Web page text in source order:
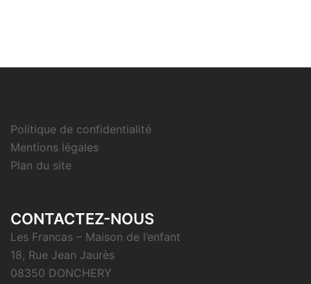
Politique de confidentialité
Mentions légales
Plan du site
CONTACTEZ-NOUS
Les Francas – Maison de l’enfant
18, Rue Jean Jaurès
08350 DONCHERY